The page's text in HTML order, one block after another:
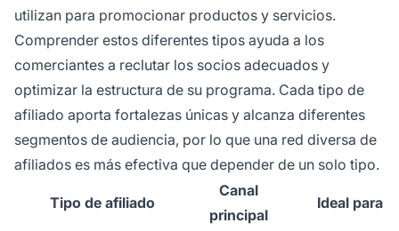
utilizan para promocionar productos y servicios.
Comprender estos diferentes tipos ayuda a los
comerciantes a reclutar los socios adecuados y
optimizar la estructura de su programa. Cada tipo de
afiliado aporta fortalezas únicas y alcanza diferentes
segmentos de audiencia, por lo que una red diversa de
afiliados es más efectiva que depender de un solo tipo.
Tipo de afiliado
Canal
principal
Ideal para